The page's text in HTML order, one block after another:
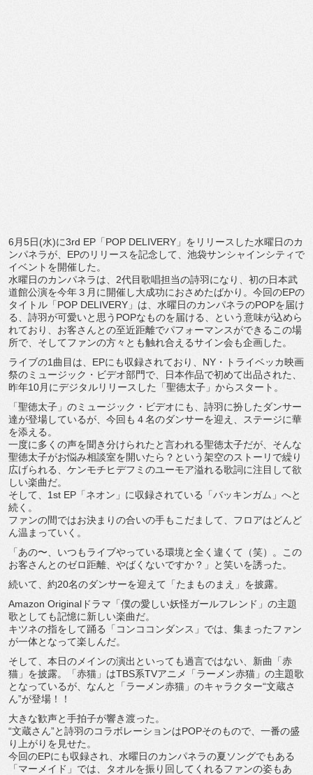
6月5日(水)に3rd EP「POP DELIVERY」をリリースした水曜日のカ
ンパネラが、 EPのリリースを記念して、 池袋サンシャインシティで
イベントを開催した。
水曜日のカンパネラは、2代目歌唱担当の詩羽になり、 初の日本武
道館公演を今年３月に開催し大成功におさめたばかり。 今回のEPの
タイトル「POP DELIVERY」は、水曜日のカンパネラのPOPを届け
る、 詩羽が可愛いと思うPOPなものを届ける、
という意味が込めら
れており、 お客さんとの至近距離でパフォーマンスができるこの場
所で、 そしてファンの方々とも触れ合えるサイン会も企画した。
ライブの1曲目は、EPにも収録されており、NY・
トライベッカ映画
祭のミュージック・ビデオ部門で、
日本作品で初めて出品された、
昨年10月にデジタルリリースした「聖徳太子」からスタート。
「聖徳太子」のミュージック・ビデオにも、 詩羽に扮したダンサー
達が登場しているが、 今回も４名のダンサーを迎え、ステージに華
を添える。
一度に多くの声を聞き分けられたと言われる聖徳太子だが、 そんな
聖徳太子がお悩み相談室を開いたら？ という架空のストーリで繰り
広げられる、 ケンモチヒデフミのユーモア溢れる歌詞に注目して欲
しい楽曲だ。
そして、1st EP「ネオン」に収録されている「バッキンガム」へと
続く。
ファンの間ではお決まりの合いの手もこだまして、 フロアはどんど
ん温まっていく。
「あの〜、いつもライブやっている環境と全く違くて（笑）。
この
お客さんとのゼロ距離、やばくないですか？」
と笑いを誘った。
続いて、約20名のダンサーを迎えて「たまものまえ」を披露。
Amazon Originalドラマ「僕の愛しい妖怪ガールフレンド」 の主題
歌としても記憶に新しい楽曲だ。
キツネの指をして踊る「コンココンダンス」では、 集まったファン
が一体となって楽しんだ。
そして、本日のメインの演出といっても過言ではない、新曲「赤
猫」を披露。「赤猫」はTBS系TVアニメ「ラーメン赤猫」 の主題歌
となっているが、なんと「ラーメン赤猫」 のキャラクター“文蔵さ
ん”が登場！！
大きな歓声と手拍子が響き渡った。
“文蔵さん”と詩羽のコラボレーションはPOPそのもので、 一番の盛
り上がりを見せた。
今回のEPにも収録され、 水曜日のカンパネラの夏ソングでもある
「マーメイド」では、
タオルを振り回してくれるファンの姿もあ